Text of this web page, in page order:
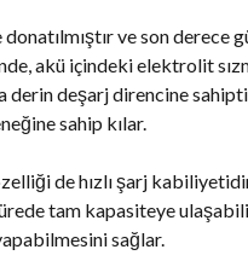
ve son derece
akü içindeki elektrolit
derin deşarj direncine
sahip kılar.
de hızlı şarj
tam kapasiteye
sağlar.